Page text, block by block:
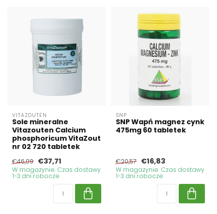
VITAZOUTEN
Sole mineralne
Vitazouten Calcium
phosphoricum VitaZout
nr 02 720 tabletek
€46,09 €37,71
W magazynie. Czas dostawy
1-3 dni robocze
SNP
SNP Wapń magnez cynk
475mg 60 tabletek
€20,57 €16,83
W magazynie. Czas dostawy
1-3 dni robocze